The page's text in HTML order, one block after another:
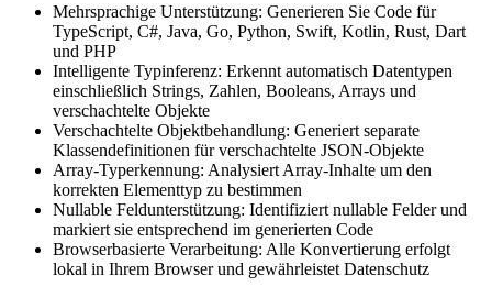
Mehrsprachige Unterstützung: Generieren Sie Code für
TypeScript, C#, Java, Go, Python, Swift, Kotlin, Rust, Dart
und PHP
Intelligente Typinferenz: Erkennt automatisch Datentypen
einschließlich Strings, Zahlen, Booleans, Arrays und
verschachtelte Objekte
Verschachtelte Objektbehandlung: Generiert separate
Klassendefinitionen für verschachtelte JSON-Objekte
Array-Typerkennung: Analysiert Array-Inhalte um den
korrekten Elementtyp zu bestimmen
Nullable Feldunterstützung: Identifiziert nullable Felder und
markiert sie entsprechend im generierten Code
Browserbasierte Verarbeitung: Alle Konvertierung erfolgt
lokal in Ihrem Browser und gewährleistet Datenschutz